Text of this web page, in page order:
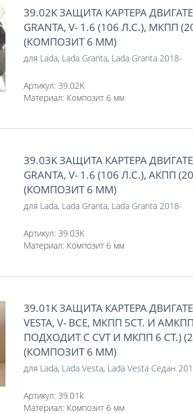
39.02K ЗАЩИТА КАРТЕРА
GRANTA, V- 1.6 (106 Л.С.), МКПП
(КОМПОЗИТ 6 ММ)
для Lada, Lada Granta, Lada Granta 2018-
Артикул: 39.02K
Материал: Композит 6 мм
39.03K ЗАЩИТА КАРТЕРА
GRANTA, V- 1.6 (106 Л.С.), АКПП
(КОМПОЗИТ 6 ММ)
для Lada, Lada Granta, Lada Granta 2018-
Артикул: 39.03K
Материал: Композит 6 мм
39.01K ЗАЩИТА КАРТЕРА
VESTA, V- ВСЕ, МКПП 5СТ. И
ПОДХОДИТ С CVT И МКПП 6 СТ.)
(КОМПОЗИТ 6 ММ)
для Lada, Lada Vesta, Lada Vesta Седан
Артикул: 39.01k
Материал: Композит 6 мм